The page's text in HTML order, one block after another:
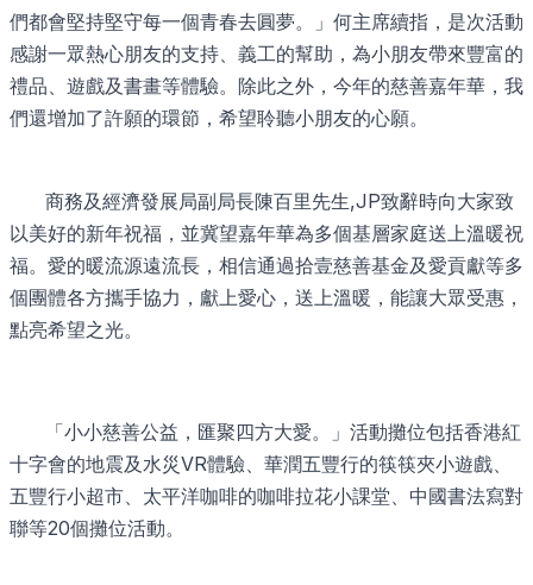
們都會堅持堅守每一個青春去圓夢。」何主席續指，是次活動
感謝一眾熱心朋友的支持、義工的幫助，為小朋友帶來豐富的
禮品、遊戲及書畫等體驗。除此之外，今年的慈善嘉年華，我
們還增加了許願的環節，希望聆聽小朋友的心願。
商務及經濟發展局副局長陳百里先生,JP致辭時向大家致
以美好的新年祝福，並冀望嘉年華為多個基層家庭送上溫暖祝
福。愛的暖流源遠流長，相信通過拾壹慈善基金及愛貢獻等多
個團體各方攜手協力，獻上愛心，送上溫暖，能讓大眾受惠，
點亮希望之光。
「小小慈善公益，匯聚四方大愛。」活動攤位包括香港紅
十字會的地震及水災VR體驗、華潤五豐行的筷筷夾小遊戲、
五豐行小超市、太平洋咖啡的咖啡拉花小課堂、中國書法寫對
聯等20個攤位活動。